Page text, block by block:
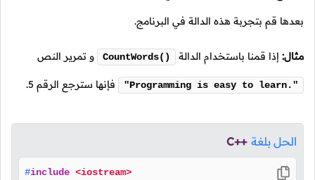
بعدها قم بتجربة هذه الدالة في البرنامج.
مثال: إذا قمنا باستخدام الدالة CountWords() و تمرير النص
"Programming is easy to learn." فإنها سترجع الرقم 5
.
الحل بلغة C++
#include <iostream>